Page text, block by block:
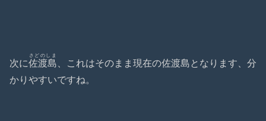
次に佐渡島
さどのしま
、これはそのまま現在の佐渡島となります、分
かりやすいですね。